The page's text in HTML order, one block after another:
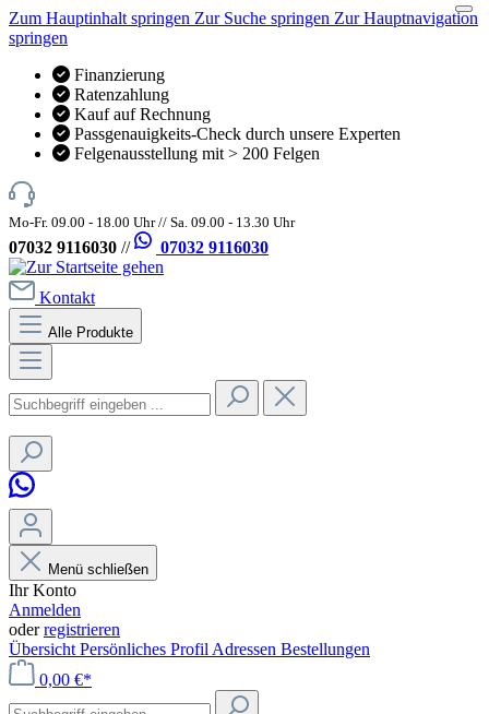
Zum Hauptinhalt springen Zur Suche springen Zur Hauptnavigation
springen
Finanzierung
Ratenzahlung
Kauf auf Rechnung
Passgenauigkeits-Check durch unsere Experten
Felgenausstellung mit > 200 Felgen
Mo-Fr. 09.00 - 18.00 Uhr // Sa. 09.00 - 13.30 Uhr
07032 9116030 // 07032 9116030
Kontakt
Alle Produkte
Menü schließen
Ihr Konto
Anmelden
oderregistrieren
Übersicht Persönliches Profil Adressen Bestellungen
0,00 €*